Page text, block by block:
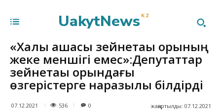
UakytNews KZ
«Халық ақшасы зейнетақы қорының
жеке меншігі емес»:Депутаттар
зейнетақы қорындағы
өзгерістерге наразылық білдірді
07.12.2021 536 жаңартылды: 07.12.2021
0